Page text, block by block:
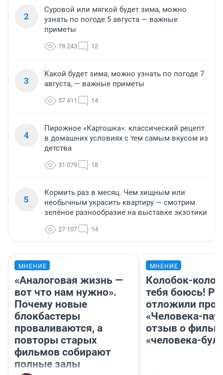
2
Суровой или мягкой будет зима, можно
узнать по погоде 5 августа — важные
приметы
78 243 12
3
Какой будет зима, можно узнать по погоде 7
августа, — важные приметы
57 411 14
4
Пирожное «Картошка»: классический рецепт
в домашних условиях с тем самым вкусом из
детства
31 079 18
5
Кормить раз в месяц. Чем хищным или
необычным украсить квартиру — смотрим
зелёное разнообразие на выставке экзотики
27 107 14
МНЕНИЕ
«Аналоговая жизнь —
вот что нам нужно».
Почему новые
блокбастеры
проваливаются, а
повторы старых
фильмов собирают
полные залы
МНЕНИЕ
Колобок-
тебя боюсь!
отложили
«Человека-
отзыв о
«человека-